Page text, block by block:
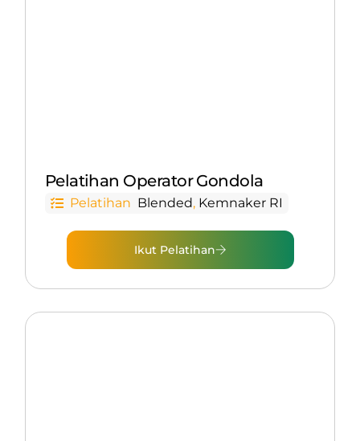
Pelatihan Operator Gondola
Pelatihan Blended, Kemnaker RI
Ikut Pelatihan